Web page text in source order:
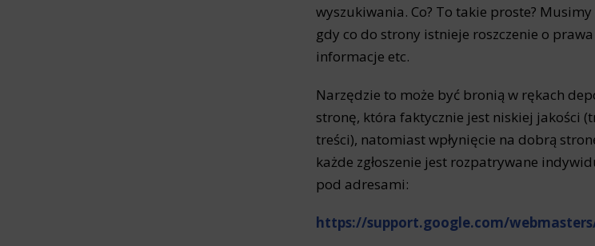
wyszukiwania. Co? To takie proste?
gdy co do strony istnieje roszczenie o
informacje etc.
Narzędzie to może być bronią w rękach
stronę, która faktycznie jest niskiej jakości
treści), natomiast wpłynięcie na dobrą
każde zgłoszenie jest rozpatrywane
pod adresami:
https://support.google.com/